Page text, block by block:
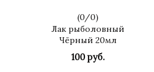
(0/0)
Лак рыболовный
Чёрный 20мл
100 руб.